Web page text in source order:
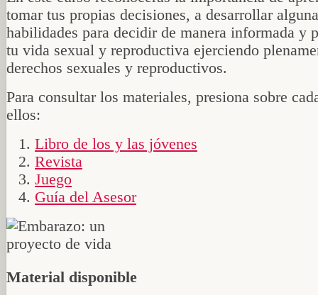
tomar tus propias decisiones, a desarrollar
habilidades para decidir de manera informada y
tu vida sexual y reproductiva ejerciendo
derechos sexuales y reproductivos.
Para consultar los materiales, presiona sobre
ellos:
Libro de los y las jóvenes
Revista
Juego
Guía del Asesor
Material disponible